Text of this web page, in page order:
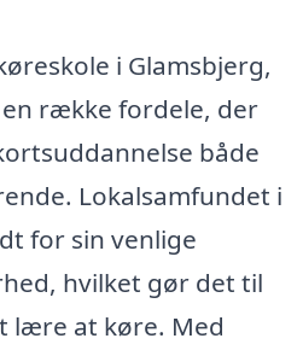
i Glamsbjerg,
række fordele, der
både
Lokalsamfundet i
for sin venlige
hvilket gør det til
lære at køre. Med